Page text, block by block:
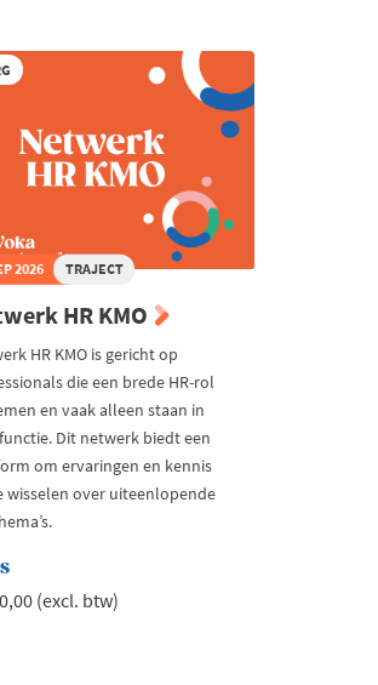
2026 TRAJECT
HR KMO
HR KMO is gericht op
die een brede HR-rol
en vaak alleen staan in
Dit netwerk biedt een
om ervaringen en kennis
wisselen over uiteenlopende
(excl. btw)